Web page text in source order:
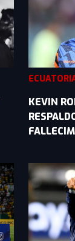
KEVIN